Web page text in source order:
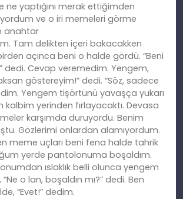
ne yaptığını merak ettiğimden
ve o iri memeleri görme
anahtar
Tam delikten içeri bakacakken
açınca beni o halde gördü. “Beni
dedi. Cevap veremedim. Yengem,
göstereyim!” dedi. “Söz, sadece
. Yengem tişörtünü yavaşça yukarı
kalbim yerinden fırlayacaktı. Devasa
karşımda duruyordu. Benim
Gözlerimi onlardan alamıyordum.
meme uçları beni fena halde tahrik
yerde pantolonuma boşaldım.
ıslaklık belli olunca yengem
o lan, boşaldın mı?” dedi. Ben
“Evet!” dedim.